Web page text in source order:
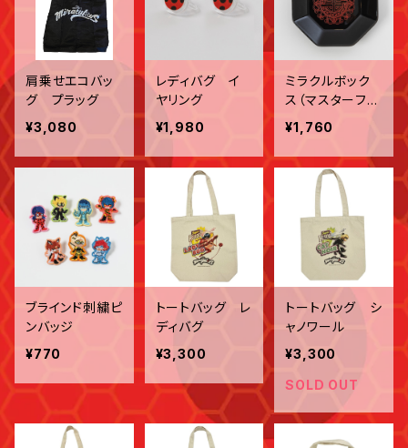
肩乗せエコバッ
グ プラッグ
¥3,080
レディバグ イ
ヤリング
¥1,980
ミラクルボック
ス（マスターフ
ー）アクセサリー
トレイ
¥1,760
ブラインド刺繍ピ
ンバッジ
¥770
トートバッグ レ
ディバグ
¥3,300
トートバッグ シ
ャノワール
¥3,300
SOLD OUT